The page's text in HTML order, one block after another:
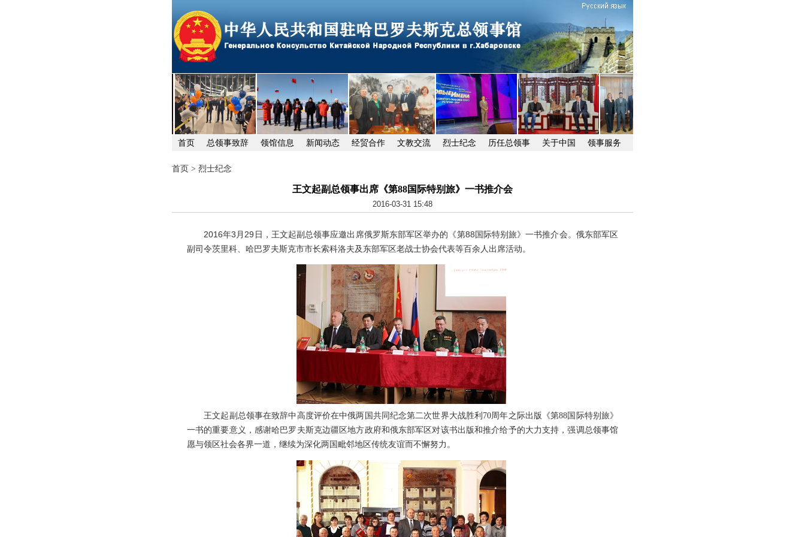
首页 总领事致辞 领馆信息 新闻动态 经贸合作 文教交流 烈士纪念 历任总领事 关于中国 领事服务
首页 > 烈士纪念
王文起副总领事出席《第88国际特别旅》一书推介会
2016-03-31 15:48
2016年3月29日，王文起副总领事应邀出席俄罗斯东部军区举办的《第88国际特别旅》一书推介会。俄东部军区
副司令茨里科、哈巴罗夫斯克市市长索科洛夫及东部军区老战士协会代表等百余人出席活动。
王文起副总领事在致辞中高度评价在中俄两国共同纪念第二次世界大战胜利70周年之际出版《第88国际特别旅》
一书的重要意义，感谢哈巴罗夫斯克边疆区地方政府和俄东部军区对该书出版和推介给予的大力支持，强调总领事馆
愿与领区社会各界一道，继续为深化两国毗邻地区传统友谊而不懈努力。